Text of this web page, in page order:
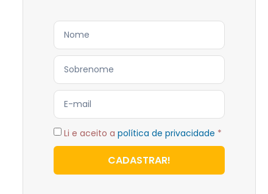
Li e aceito a política de privacidade *
CADASTRAR!